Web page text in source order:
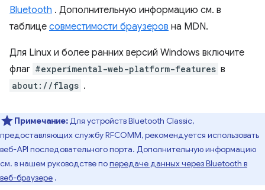
Bluetooth . Дополнительную информацию см. в
таблице совместимости браузеров на MDN.
Для Linux и более ранних версий Windows включите
флаг #experimental-web-platform-features в
about://flags .
Примечание:Для устройств Bluetooth Classic,
предоставляющих службу RFCOMM, рекомендуется использовать
веб-API последовательного порта. Дополнительную информацию
см. в нашем руководстве попередаче данных через Bluetooth в
веб-браузере .